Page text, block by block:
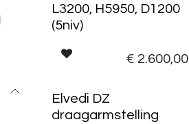
L3200, H5950, D1200
(5niv)
€ 2.600,00
Elvedi DZ
draagarmstelling